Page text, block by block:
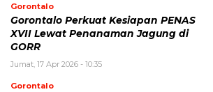
Gorontalo
Gorontalo Perkuat Kesiapan PENAS
XVII Lewat Penanaman Jagung di
GORR
Jumat, 17 Apr 2026 - 10:35
Gorontalo